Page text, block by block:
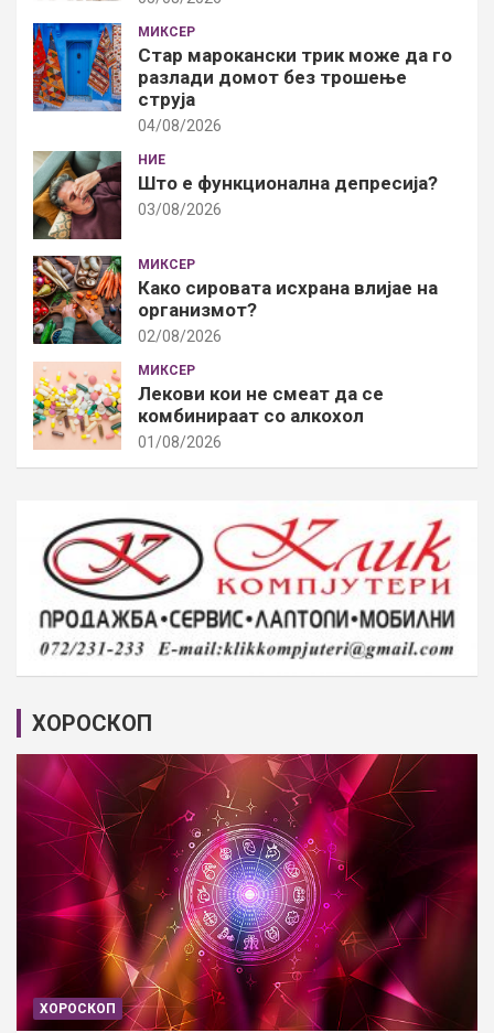
МИКСЕР
Стар марокански трик може да го
разлади домот без трошење
струја
04/08/2026
НИЕ
Што е функционална депресија?
03/08/2026
МИКСЕР
Како сировата исхрана влијае на
организмот?
02/08/2026
МИКСЕР
Лекови кои не смеат да се
комбинираат со алкохол
01/08/2026
ХОРОСКОП
ХОРОСКОП